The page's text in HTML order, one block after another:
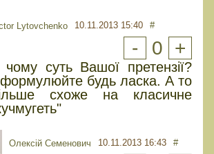
Lytovchenko 10.11.2013 15:40 #
- 0 +
суть Вашої претензії?
будь ласка. А то
схоже на класичне
Олексій Семенович 10.11.2013 16:43 #